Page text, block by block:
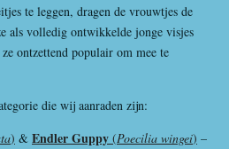
te leggen, dragen de vrouwtjes de
als volledig ontwikkelde jonge visjes
ontzettend populair om mee te
die wij aanraden zijn:
) & Endler Guppy (Poecilia wingei) –